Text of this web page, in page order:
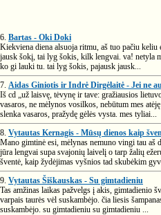
6. Bartas - Oki Doki
Kiekviena diena alsuoja ritmu, aš tuo pačiu
jausk šokį, tai lyg šokis, kilk lengvai. va! netyla
ko gi lauki tu. tai lyg šokis, pajausk jausk...
7. Aidas Giniotis ir Indrė Dirgėlaitė - Jei ne
Iš cd „už laisvę, tėvynę ir tave: gražiausios
vasaros, ne mėlynos vosilkos, nebūtum mes
slenka vasaros, pražydę gėlės vysta. mes tyliai...
8. Vytautas Kernagis - Mūsų dienos kaip
Mano gimtinė esi, mėlynas nemuno vingi tau aš
jūra lengvai supa svajonių laivelį o tarp žalių
šventė, kaip žydėjimas vyšnios tad skubėkim
9. Vytautas Šiškauskas - Su gimtadieniu
Tas amžinas laikas pažvelgs į akis, gimtadienio
varpais taurės vėl suskambėjo. čia liesis
suskambėjo. su gimtadieniu su gimtadieniu ...